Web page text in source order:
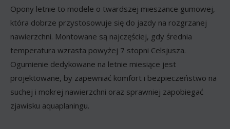
Opony letnie to modele o twardszej mieszance gumowej,
która dobrze przystosowuje się do jazdy na rozgrzanej
nawierzchni. Montowane są najczęściej, gdy średnia
temperatura wzrasta powyżej 7 stopni Celsjusza.
Ogumienie dedykowane na letnie miesiące jest
projektowane, by zapewniać komfort i bezpieczeństwo na
suchej i mokrej nawierzchni oraz sprawniej zapobiegać
zjawisku aquaplaningu.